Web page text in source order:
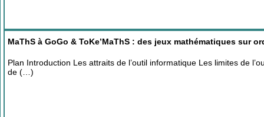
MaThS à GoGo & ToKe’MaThS : des jeux mathématiques sur
Plan Introduction Les attraits de l’outil informatique Les limites de
de (…)